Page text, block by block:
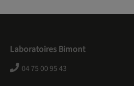
Laboratoires Bimont
04 75 00 95 43